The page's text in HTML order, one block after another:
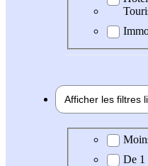
Afficher les filtres
Expérience
De 1